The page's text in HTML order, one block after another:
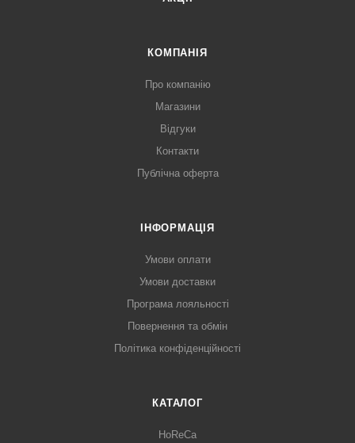
КОМПАНІЯ
Про компанію
Магазини
Відгуки
Контакти
Публічна оферта
ІНФОРМАЦІЯ
Умови оплати
Умови доставки
Програма лояльності
Повернення та обмін
Політика конфіденційності
КАТАЛОГ
HoReCa